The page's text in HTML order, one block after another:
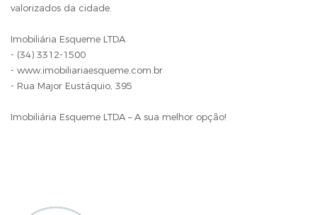
valorizados da cidade.
Imobiliária Esqueme LTDA
- (34) 3312-1500
- www.imobiliariaesqueme.com.br
- Rua Major Eustáquio, 395
Imobiliária Esqueme LTDA – A sua melhor opção!